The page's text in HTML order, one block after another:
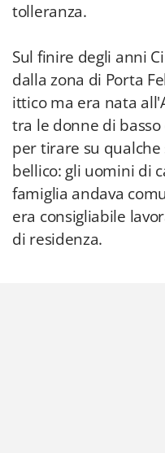
tolleranza.
Sul finire degli anni
dalla zona di Porta
ittico ma era nata
tra le donne di
per tirare su
bellico: gli uomini di
famiglia andava
era consigliabile
di residenza.